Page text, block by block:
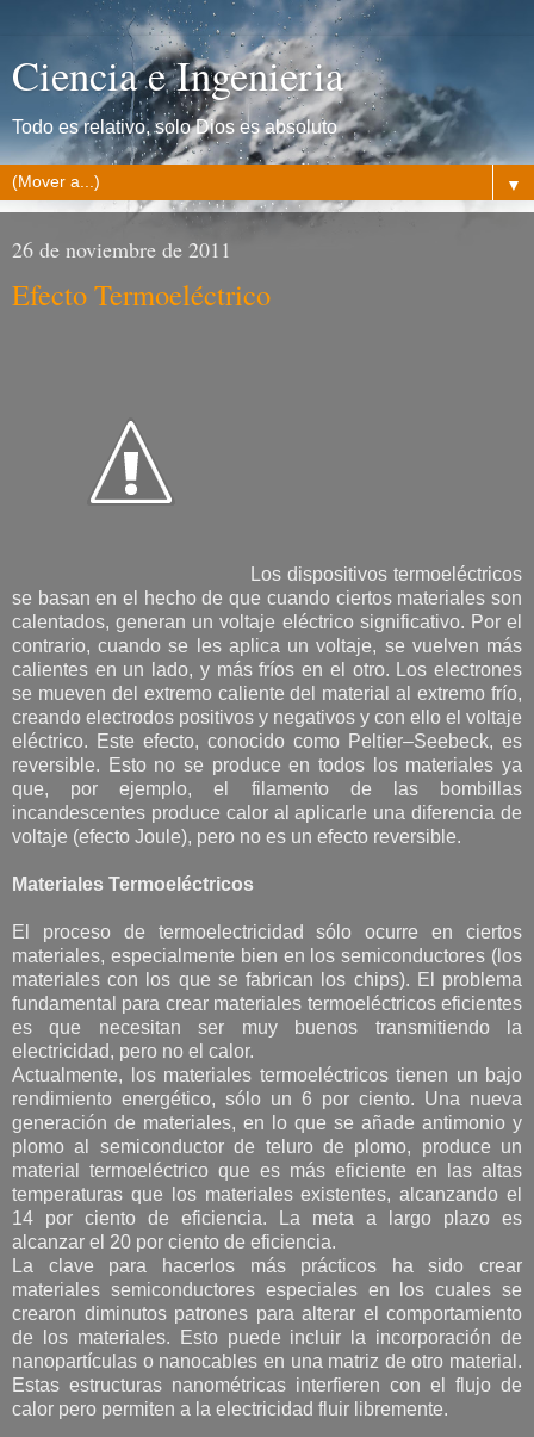
Ciencia e Ingenieria
Todo es relativo, solo Dios es absoluto
▼
26 de noviembre de 2011
Efecto Termoeléctrico
Los dispositivos termoeléctricos
se basan en el hecho de que cuando ciertos materiales son
calentados, generan un voltaje eléctrico significativo. Por el
contrario, cuando se les aplica un voltaje, se vuelven más
calientes en un lado, y más fríos en el otro. Los electrones
se mueven del extremo caliente del material al extremo frío,
creando electrodos positivos y negativos y con ello el voltaje
eléctrico. Este efecto, conocido como Peltier–Seebeck, es
reversible. Esto no se produce en todos los materiales ya
que, por ejemplo, el filamento de las bombillas
incandescentes produce calor al aplicarle una diferencia de
voltaje (efecto Joule), pero no es un efecto reversible.
Materiales Termoeléctricos
El proceso de termoelectricidad sólo ocurre en ciertos
materiales, especialmente bien en los semiconductores (los
materiales con los que se fabrican los chips). El problema
fundamental para crear materiales termoeléctricos eficientes
es que necesitan ser muy buenos transmitiendo la
electricidad, pero no el calor.
Actualmente, los materiales termoeléctricos tienen un bajo
rendimiento energético, sólo un 6 por ciento. Una nueva
generación de materiales, en lo que se añade antimonio y
plomo al semiconductor de teluro de plomo, produce un
material termoeléctrico que es más eficiente en las altas
temperaturas que los materiales existentes, alcanzando el
14 por ciento de eficiencia. La meta a largo plazo es
alcanzar el 20 por ciento de eficiencia.
La clave para hacerlos más prácticos ha sido crear
materiales semiconductores especiales en los cuales se
crearon diminutos patrones para alterar el comportamiento
de los materiales. Esto puede incluir la incorporación de
nanopartículas o nanocables en una matriz de otro material.
Estas estructuras nanométricas interfieren con el flujo de
calor pero permiten a la electricidad fluir libremente.